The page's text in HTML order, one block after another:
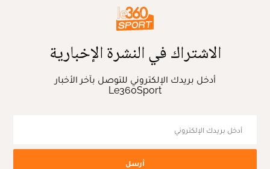
الاشتراك في النشرة الإخبارية
أدخل بريدك الإلكتروني للتوصل بآخر الأخبار
Le360Sport
أرسل